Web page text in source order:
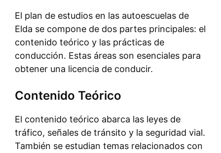
El plan de estudios en las autoescuelas de
Elda se compone de dos partes principales: el
contenido teórico y las prácticas de
conducción. Estas áreas son esenciales para
obtener una licencia de conducir.
Contenido Teórico
El contenido teórico abarca las leyes de
tráfico, señales de tránsito y la seguridad vial.
También se estudian temas relacionados con